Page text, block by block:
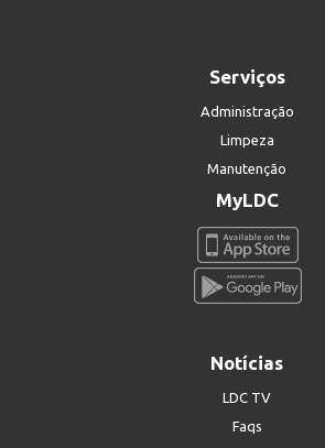
Serviços
Administração
Limpeza
Manutenção
MyLDC
Notícias
LDC TV
Faqs